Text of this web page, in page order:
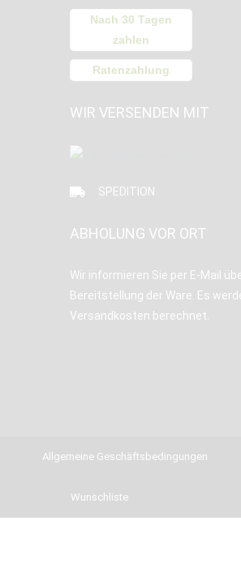
Nach 30 Tagen
zahlen
Ratenzahlung
WIR VERSENDEN MIT
SPEDITION
ABHOLUNG VOR ORT
Wir informieren Sie per E-Mail
Bereitstellung der Ware. Es
Versandkosten berechnet.
Allgemeine Geschäftsbedingungen
Wunschliste